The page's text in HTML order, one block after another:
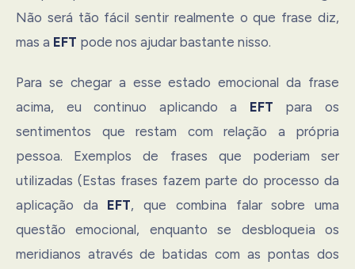
Não será tão fácil sentir realmente o que frase diz,
mas a EFT pode nos ajudar bastante nisso.
Para se chegar a esse estado emocional da frase
acima, eu continuo aplicando a EFT para os
sentimentos que restam com relação a própria
pessoa. Exemplos de frases que poderiam ser
utilizadas (Estas frases fazem parte do processo da
aplicação da EFT, que combina falar sobre uma
questão emocional, enquanto se desbloqueia os
meridianos através de batidas com as pontas dos